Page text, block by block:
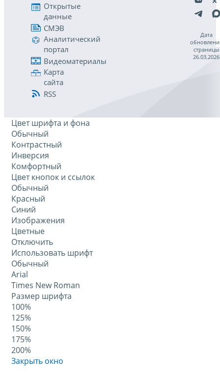
Открытые
данные
СМЭВ
Аналитический
портал
Видеоматериалы
Карта
сайта
RSS
Дата
страницы
26.03.2026
Цвет шрифта и фона
Обычный
Контрастный
Инверсия
Комфортный
Цвет кнопок и ссылок
Обычный
Красный
Синий
Изображения
Цветные
Отключить
Использовать шрифт
Обычный
Arial
Times New Roman
Размер шрифта
100%
125%
150%
175%
200%
Закрыть окно